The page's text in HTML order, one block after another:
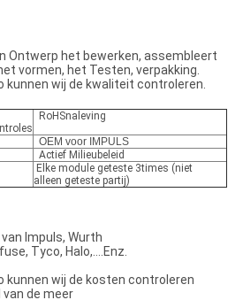
Ontwerp het bewerken, assembleert
vormen, het Testen, verpakking.
kunnen wij de kwaliteit controleren.
RoHSnaleving
OEM voor IMPULS
Actief Milieubeleid
Elke module geteste 3times (niet
alleen geteste partij)
Impuls, Wurth
Tyco, Halo,….Enz.
kunnen wij de kosten controleren
de meer